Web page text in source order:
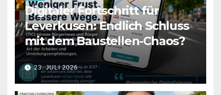
Digitaler Fortschritt für
Leverkusen: Endlich Schluss
mit dem Baustellen-Chaos?
23. JULI 2026